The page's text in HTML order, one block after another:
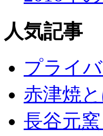
人気記事
プライ
赤津焼と
長谷元